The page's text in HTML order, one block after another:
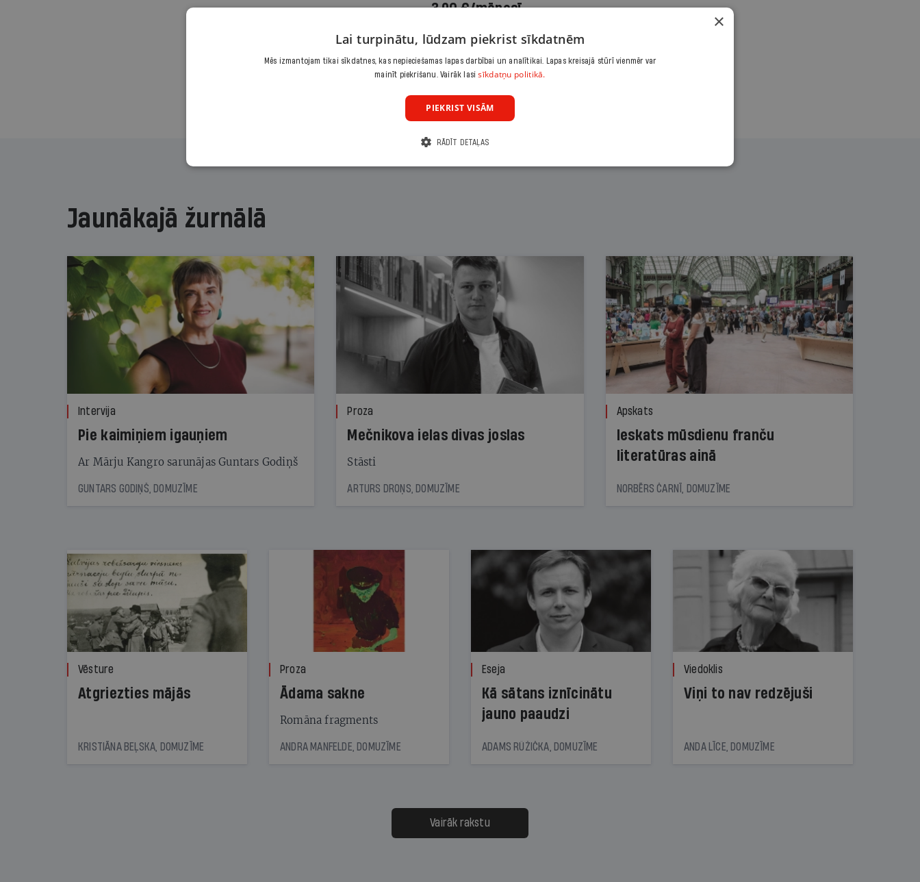
3,90 €/mēnesī
Abonēt
Jaunākajā žurnālā
Intervija
Pie kaimiņiem igauņiem
Ar Mārju Kangro sarunājas Guntars Godiņš
GUNTARS GODIŅŠ, DOMUZĪME
Proza
Mečnikova ielas divas joslas
Stāsti
ARTURS DROŅS, DOMUZĪME
Apskats
Ieskats mūsdienu franču
literatūras ainā
NORBĒRS ČARNĪ, DOMUZĪME
Vēsture
Atgriezties mājās
KRISTIĀNA BEĻSKA, DOMUZĪME
Proza
Ādama sakne
Romāna fragments
ANDRA MANFELDE, DOMUZĪME
Eseja
Kā sātans iznīcinātu
jauno paaudzi
ADAMS RŪŽIČKA, DOMUZĪME
Viedoklis
Viņi to nav redzējuši
ANDA LĪCE, DOMUZĪME
Vairāk rakstu
×
Lai turpinātu, lūdzam piekrist sīkdatnēm
Mēs izmantojam tikai sīkdatnes, kas nepieciešamas lapas darbībai un analītikai. Lapas kreisajā stūrī vienmēr var
mainīt piekrišanu. Vairāk lasisīkdatņu politikā.
PIEKRIST VISĀM
RĀDĪT DETAĻAS